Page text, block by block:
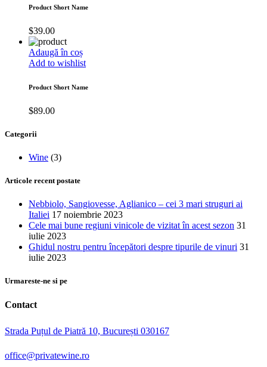
Product Short Name
$39.00
Adaugă în coș
Add to wishlist
Product Short Name
$89.00
Categorii
Wine (3)
Articole recent postate
Nebbiolo, Sangiovesse, Aglianico – cei 3 mari struguri ai
Italiei 17 noiembrie 2023
Cele mai bune regiuni vinicole de vizitat în acest sezon 31
iulie 2023
Ghidul nostru pentru începători despre tipurile de vinuri 31
iulie 2023
Urmareste-ne si pe
Contact
Strada Puțul de Piatră 10, București 030167
office@privatewine.ro